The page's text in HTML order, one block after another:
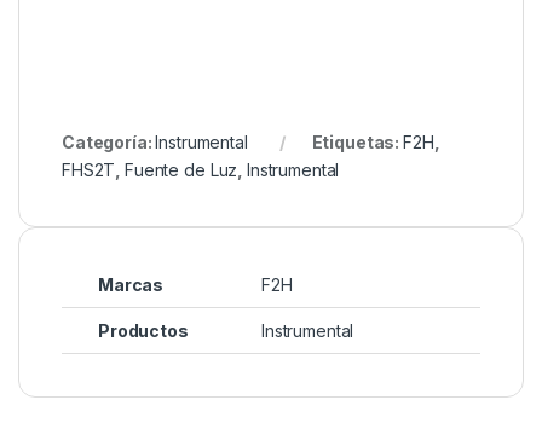
Categoría:Instrumental Etiquetas: F2H
FHS2T ,Fuente de Luz Instrumental
Marcas F2H
Productos Instrumental